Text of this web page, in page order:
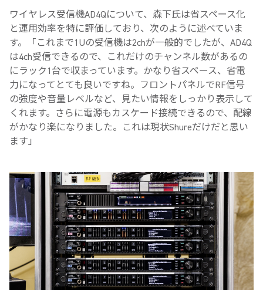
ワイヤレス受信機AD4Qについて、森下氏は省スペース化
と運用効率を特に評価しており、次のように述べていま
す。「これまで1Uの受信機は2chが一般的でしたが、AD4Q
は4ch受信できるので、これだけのチャンネル数があるの
にラック1台で収まっています。かなり省スペース、省電
力になってとても良いですね。フロントパネルでRF信号
の強度や音量レベルなど、見たい情報をしっかり表示して
くれます。さらに電源もカスケード接続できるので、配線
がかなり楽になりました。これは現状Shureだけだと思い
ます」